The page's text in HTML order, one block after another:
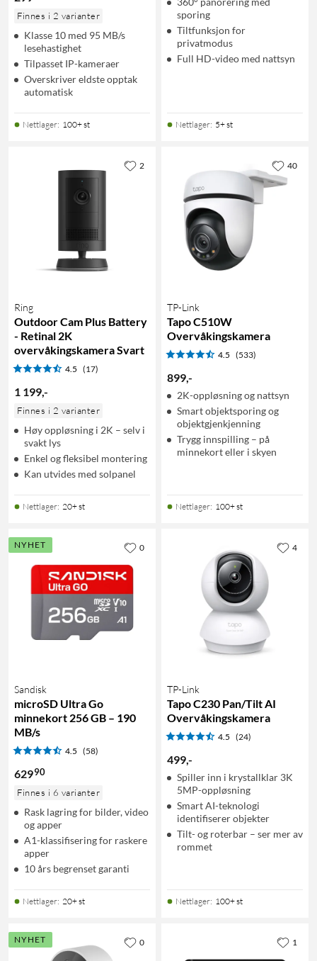
Finnes i 2 varianter
Klasse 10 med 95 MB/s
lesehastighet
Tilpasset IP-kameraer
Overskriver eldste opptak
automatisk
Nettlager: 100+ st
sporing
Tiltfunksjon for
privatmodus
Full HD-video med nattsyn
Nettlager: 5+ st
Ring
Outdoor Cam Plus Battery
- Retinal 2K
overvåkingskamera Svart
4.5 (17)
1 199-
Finnes i 2 varianter
Høy oppløsning i 2K – selv i
svakt lys
Enkel og fleksibel montering
Kan utvides med solpanel
Nettlager: 20+ st
2
TP-Link
Tapo C510W
Overvåkingskamera
4.5 (533)
899-
2K-oppløsning og nattsyn
Smart objektsporing og
objektgjenkjenning
Trygg innspilling – på
minnekort eller i skyen
Nettlager: 100+ st
40
NYHET
Sandisk
microSD Ultra Go
minnekort 256 GB – 190
MB/s
4.5 (58)
62990
Finnes i 6 varianter
Rask lagring for bilder, video
og apper
A1-klassifisering for raskere
apper
10 års begrenset garanti
Nettlager: 20+ st
0
TP-Link
Tapo C230 Pan/Tilt AI
Overvåkingskamera
4.5 (24)
499-
Spiller inn i krystallklar 3K
5MP-oppløsning
Smart AI-teknologi
identifiserer objekter
Tilt- og roterbar – ser mer av
rommet
Nettlager: 100+ st
4
NYHET 0 1